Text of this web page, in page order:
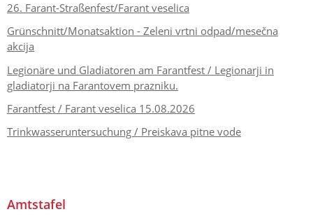
26. Farant-Straßenfest/Farant veselica
Grünschnitt/Monatsaktion - Zeleni vrtni odpad/mesečna
akcija
Legionäre und Gladiatoren am Farantfest / Legionarji in
gladiatorji na Farantovem prazniku.
Farantfest / Farant veselica 15.08.2026
Trinkwasseruntersuchung / Preiskava pitne vode
Amtstafel